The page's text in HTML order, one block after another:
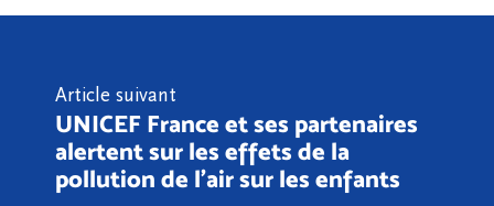
Article suivant
UNICEF France et ses partenaires
alertent sur les effets de la
pollution de l’air sur les enfants